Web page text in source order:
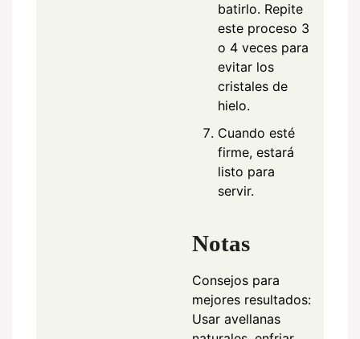
batirlo. Repite
este proceso 3
o 4 veces para
evitar los
cristales de
hielo.
Cuando esté
firme, estará
listo para
servir.
Notas
Consejos para
mejores resultados:
Usar avellanas